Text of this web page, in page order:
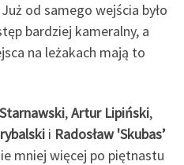
Już od samego wejścia było
bardziej kameralny, a
na leżakach mają to
,Artur Lipiński,
i Radosław 'Skubas’
mniej więcej po piętnastu